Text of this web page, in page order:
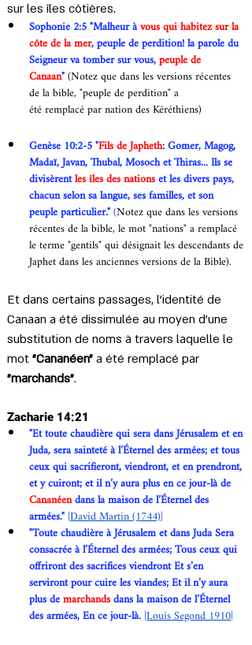
sur les îles côtières.
Sophonie 2:5 "Malheur à vous qui habitez sur la
côte de la mer, peuple de perdition! la parole du
Seigneur va tomber sur vous, peuple de
Canaan" (Notez que dans les versions récentes
de la bible, "peuple de perdition" a
été remplacé par nation des Kéréthiens)
Genèse 10:2-5 "Fils de Japheth: Gomer, Magog,
Madaï, Javan, Thubal, Mosoch et Thiras... Ils se
divisèrent les îles des nations et les divers pays,
chacun selon sa langue, ses familles, et son
peuple particulier." (Notez que dans les versions
récentes de la bible, le mot "nations" a remplacé
le terme "gentils" qui désignait les descendants de
Japhet dans les anciennes versions de la Bible).
Et dans certains passages, l'identité de
Canaan a été dissimulée au moyen d'une
substitution de noms à travers laquelle le
mot "Cananéen" a été remplacé par
"marchands".
Zacharie 14:21
​"Et toute chaudière qui sera dans Jérusalem et en
Juda, sera sainteté à l’Éternel des armées; et tous
ceux qui sacrifieront, viendront, et en prendront,
et y cuiront; et il n’y aura plus en ce jour-là de
Cananéen dans la maison de l’Éternel des
armées." |David Martin (1744)|
"Toute chaudière à Jérusalem et dans Juda Sera
consacrée à l’Éternel des armées; Tous ceux qui
offriront des sacrifices viendront Et s’en
serviront pour cuire les viandes; Et il n’y aura
plus de marchands dans la maison de l’Éternel
des armées, En ce jour-là. |Louis Segond 1910|